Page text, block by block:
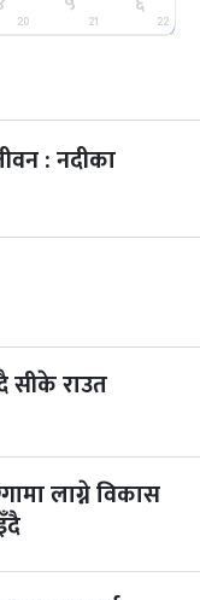
७ महिना बाँकी
20 21 22
: नदीका
सीके राउत
लाग्ने विकास